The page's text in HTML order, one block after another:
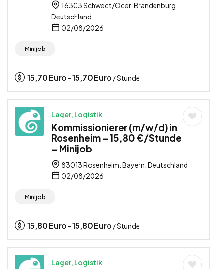
16303 Schwedt/Oder, Brandenburg,
Deutschland
02/08/2026
Minijob
15,70Euro -15,70Euro / Stunde
Lager, Logistik
Kommissionierer (m/w/d) in
Rosenheim – 15,80 €/Stunde
– Minijob
83013 Rosenheim, Bayern, Deutschland
02/08/2026
Minijob
15,80Euro -15,80Euro / Stunde
Lager, Logistik